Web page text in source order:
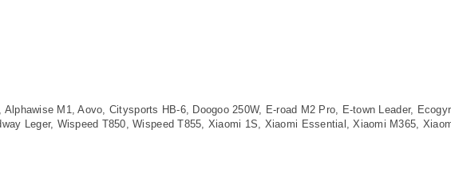
M1, Aovo, Citysports HB-6, Doogoo 250W, E-road M2 Pro, E-town Leader,
Leger, Wispeed T850, Wispeed T855, Xiaomi 1S, Xiaomi Essential, Xiaomi M365,